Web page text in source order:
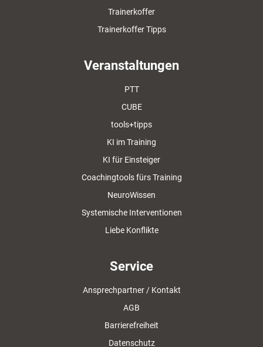
Trainerkoffer
Trainerkoffer Tipps
Veranstaltungen
PTT
CUBE
tools+tipps
KI im Training
KI für Einsteiger
Coachingtools fürs Training
NeuroWissen
Systemische Interventionen
Liebe Konflikte
Service
Ansprechpartner / Kontakt
AGB
Barrierefreiheit
Datenschutz